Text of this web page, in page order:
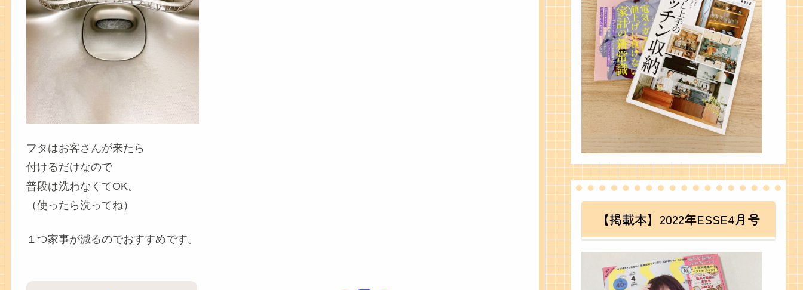
フタはお客さんが来たら
付けるだけなので
普段は洗わなくてOK。
（使ったら洗ってね）
１つ家事が減るのでおすすめです。
【掲載本】2022年ESSE4月号